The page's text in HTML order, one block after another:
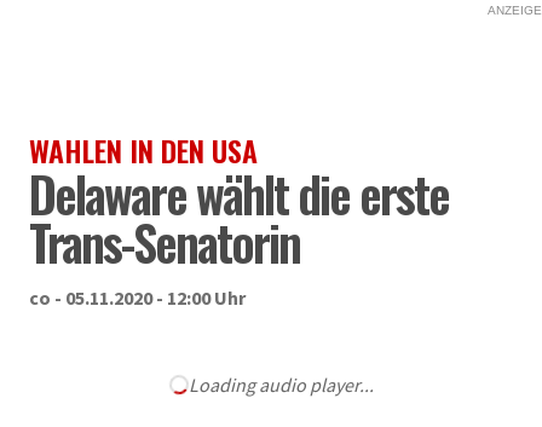
ANZEIGE
WAHLEN IN DEN USA
Delaware wählt die erste
Trans-Senatorin
co - 05.11.2020 - 12:00 Uhr
Loading audio player...